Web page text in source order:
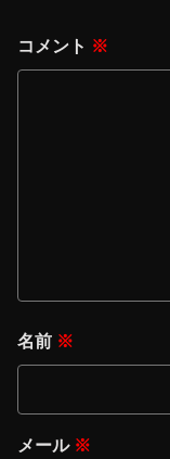
コメント ※
名前 ※
メール ※